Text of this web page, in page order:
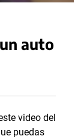
auto
video del
puedas